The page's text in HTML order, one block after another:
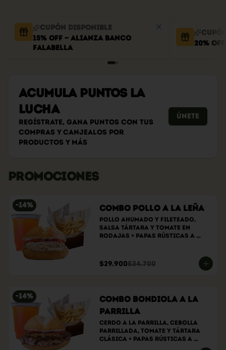
Cupón disponible
15% OFF — Alianza Banco
Falabella
20%
Acumula PUNTOS LA
LUCHA
Regístrate, gana puntos con tus
compras y canjealos por
productos y más
Únete
PROMOCIONES
-14% Combo Pollo a la Leña
Pollo ahumado y fileteado,
Salsa tártara y tomate en
rodajas + papas rústicas a
$29.900$34.700
-14%
Combo bondiola a la
parrilla
Cerdo a la parrilla, cebolla
parrillada, tomate y tártara
clásica + papas rústicas a